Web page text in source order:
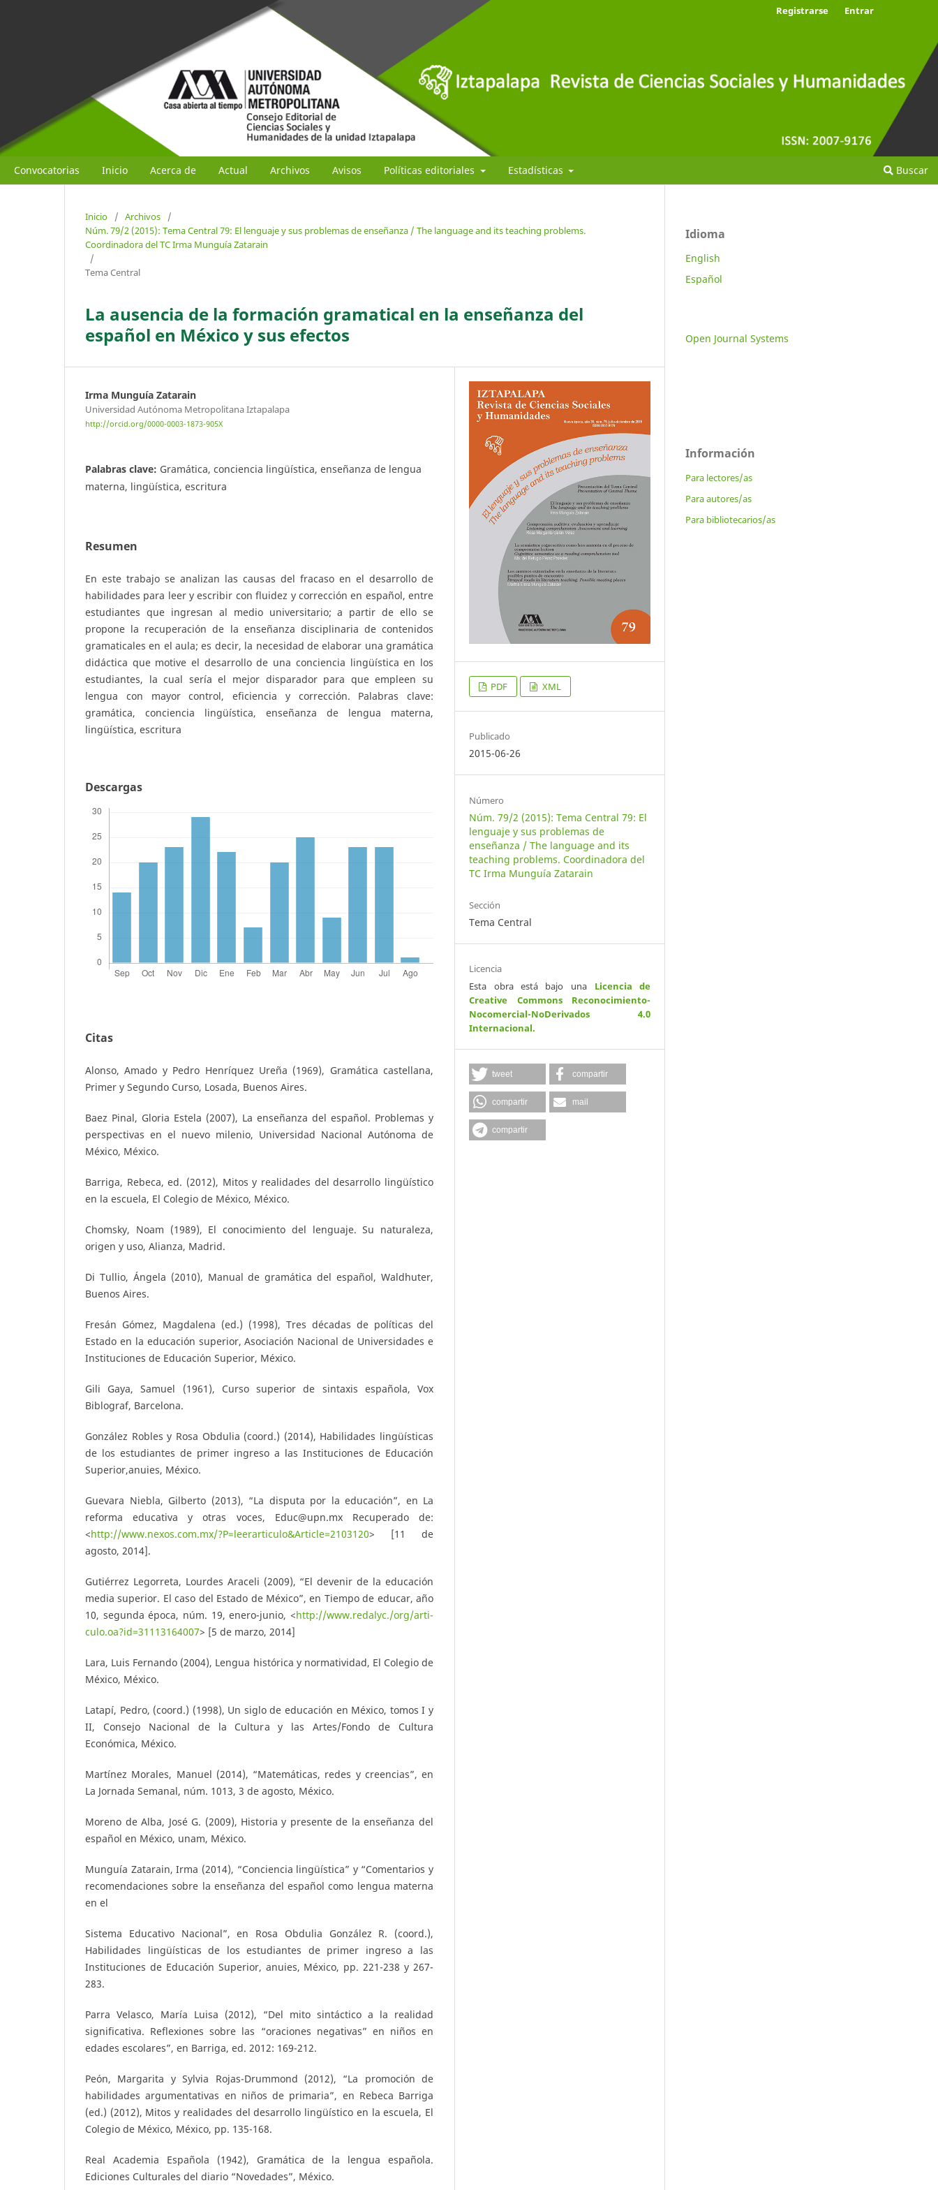
Convocatorias Inicio Acerca de Actual Archivos Avisos Políticas editoriales Estadísticas Buscar
Registrarse Entrar
Inicio / Archivos
/
Núm. 79/2 (2015): Tema Central 79: El lenguaje y sus problemas de enseñanza / The language and its teaching problems.
Coordinadora del TC Irma Munguía Zatarain
/
Tema Central
La ausencia de la formación gramatical en la enseñanza del
español en México y sus efectos
Irma Munguía Zatarain
Universidad Autónoma Metropolitana Iztapalapa
http://orcid.org/0000-0003-1873-905X
Palabras clave: Gramática, conciencia lingüística, enseñanza de lengua
materna, lingüística, escritura
Resumen
En este trabajo se analizan las causas del fracaso en el desarrollo de
habilidades para leer y escribir con fluidez y corrección en español, entre
estudiantes que ingresan al medio universitario; a partir de ello se
propone la recuperación de la enseñanza disciplinaria de contenidos
gramaticales en el aula; es decir, la necesidad de elaborar una gramática
didáctica que motive el desarrollo de una conciencia lingüística en los
estudiantes, la cual sería el mejor disparador para que empleen su
lengua con mayor control, eficiencia y corrección. Palabras clave:
gramática, conciencia lingüística, enseñanza de lengua materna,
lingüística, escritura
Descargas
Citas
Alonso, Amado y Pedro Henríquez Ureña (1969), Gramática castellana,
Primer y Segundo Curso, Losada, Buenos Aires.
Baez Pinal, Gloria Estela (2007), La enseñanza del español. Problemas y
perspectivas en el nuevo milenio, Universidad Nacional Autónoma de
México, México.
Barriga, Rebeca, ed. (2012), Mitos y realidades del desarrollo lingüístico
en la escuela, El Colegio de México, México.
Chomsky, Noam (1989), El conocimiento del lenguaje. Su naturaleza,
origen y uso, Alianza, Madrid.
Di Tullio, Ángela (2010), Manual de gramática del español, Waldhuter,
Buenos Aires.
Fresán Gómez, Magdalena (ed.) (1998), Tres décadas de políticas del
Estado en la educación superior, Asociación Nacional de Universidades e
Instituciones de Educación Superior, México.
Gili Gaya, Samuel (1961), Curso superior de sintaxis española, Vox
Biblograf, Barcelona.
González Robles y Rosa Obdulia (coord.) (2014), Habilidades lingüísticas
de los estudiantes de primer ingreso a las Instituciones de Educación
Superior,anuies, México.
Guevara Niebla, Gilberto (2013), “La disputa por la educación”, en La
reforma educativa y otras voces, Educ@upn.mx Recuperado de:
<http://www.nexos.com.mx/?P=leerarticulo&Article=2103120> [11 de
agosto, 2014].
Gutiérrez Legorreta, Lourdes Araceli (2009), “El devenir de la educación
media superior. El caso del Estado de México”, en Tiempo de educar, año
10, segunda época, núm. 19, enero-junio, <http://www.redalyc./org/arti-
culo.oa?id=31113164007> [5 de marzo, 2014]
Lara, Luis Fernando (2004), Lengua histórica y normatividad, El Colegio de
México, México.
Latapí, Pedro, (coord.) (1998), Un siglo de educación en México, tomos I y
II, Consejo Nacional de la Cultura y las Artes/Fondo de Cultura
Económica, México.
Martínez Morales, Manuel (2014), “Matemáticas, redes y creencias”, en
La Jornada Semanal, núm. 1013, 3 de agosto, México.
Moreno de Alba, José G. (2009), Historia y presente de la enseñanza del
español en México, unam, México.
Munguía Zatarain, Irma (2014), “Conciencia lingüística” y “Comentarios y
recomendaciones sobre la enseñanza del español como lengua materna
en el
Sistema Educativo Nacional”, en Rosa Obdulia González R. (coord.),
Habilidades lingüísticas de los estudiantes de primer ingreso a las
Instituciones de Educación Superior, anuies, México, pp. 221-238 y 267-
283.
Parra Velasco, María Luisa (2012), “Del mito sintáctico a la realidad
significativa. Reflexiones sobre las “oraciones negativas” en niños en
edades escolares”, en Barriga, ed. 2012: 169-212.
Peón, Margarita y Sylvia Rojas-Drummond (2012), “La promoción de
habilidades argumentativas en niños de primaria”, en Rebeca Barriga
(ed.) (2012), Mitos y realidades del desarrollo lingüístico en la escuela, El
Colegio de México, México, pp. 135-168.
Real Academia Española (1942), Gramática de la lengua española.
Ediciones Culturales del diario “Novedades”, México.
PDF XML
Publicado
2015-06-26
Número
Núm. 79/2 (2015): Tema Central 79: El
lenguaje y sus problemas de
enseñanza / The language and its
teaching problems. Coordinadora del
TC Irma Munguía Zatarain
Sección
Tema Central
Licencia
Esta obra está bajo una Licencia de
Creative Commons Reconocimiento-
Nocomercial-NoDerivados 4.0
Internacional.
tweet compartir
compartir mail
compartir
Idioma
English
Español
Open Journal Systems
Información
Para lectores/as
Para autores/as
Para bibliotecarios/as